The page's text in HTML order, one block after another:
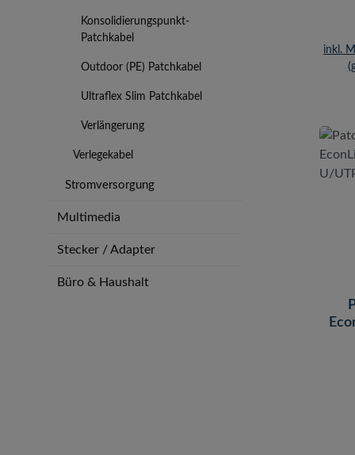
Konsolidierungspunkt-
Patchkabel
Outdoor (PE) Patchkabel
Ultraflex Slim Patchkabel
Verlängerung
Verlegekabel
Stromversorgung
Multimedia
Stecker / Adapter
Büro & Haushalt
inkl.